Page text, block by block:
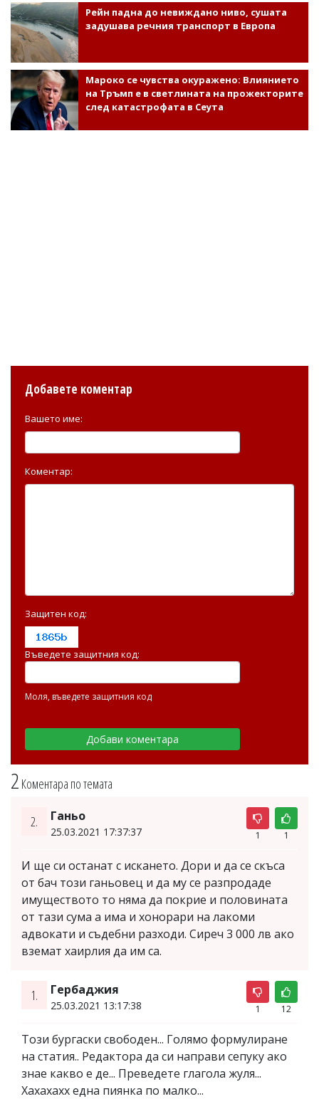
Рейн падна до невиждано ниво, сушата
задушава речния транспорт в Европа
Мароко се чувства окуражено: Влиянието
на Тръмп е в светлината на прожекторите
след катастрофата в Сеута
2 Коментара по темата
2. Ганьо
25.03.2021 17:37:37 1 1
И ще си останат с искането. Дори и да се скъса
от бач този ганьовец и да му се разпродаде
имуществото то няма да покрие и половината
от тази сума а има и хонорари на лакоми
адвокати и съдебни разходи. Сиреч 3 000 лв ако
вземат хаирлия да им са.
1. Гербаджия
25.03.2021 13:17:38 1 12
Този бургаски свободен... Голямо формулиране
на статия.. Редактора да си направи сепуку ако
знае какво е де... Преведете глагола жуля...
Хахахахх една пиянка по малко...
Добавете коментар
Вашето име:
Коментар:
Защитен код:
Въведете защитния код:
Моля, въведете защитния код